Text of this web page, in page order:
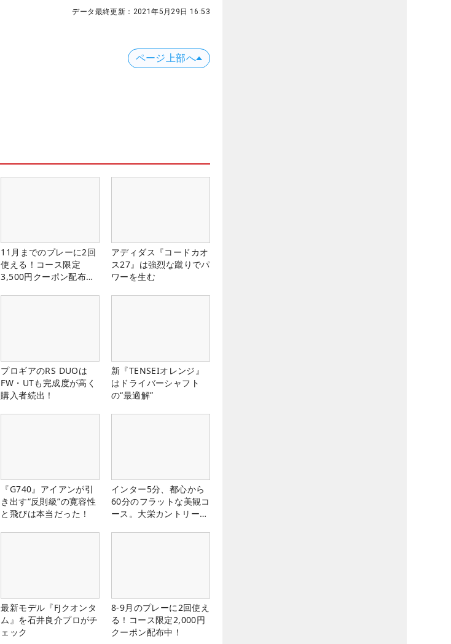
データ最終更新： 2021年5月29日 16:53
ページ上部へ
11月までのプレーに2回
使える！コース限定
3,500円クーポン配布
アディダス『コードカオ
ス27』は強烈な蹴りでパ
ワーを生む
プロギアのRS DUOは
FW・UTも完成度が高く
購入者続出！
新『TENSEIオレンジ』
はドライバーシャフト
の“最適解”
『G740』アイアンが引
き出す“反則級”の寛容性
と飛びは本当だった！
インター5分、都心から
60分のフラットな美観コ
ース。大栄カントリー俱
最新モデル『FJクオンタ
ム』を石井良介プロがチ
ェック
8-9月のプレーに2回使え
る！コース限定2,000円
クーポン配布中！